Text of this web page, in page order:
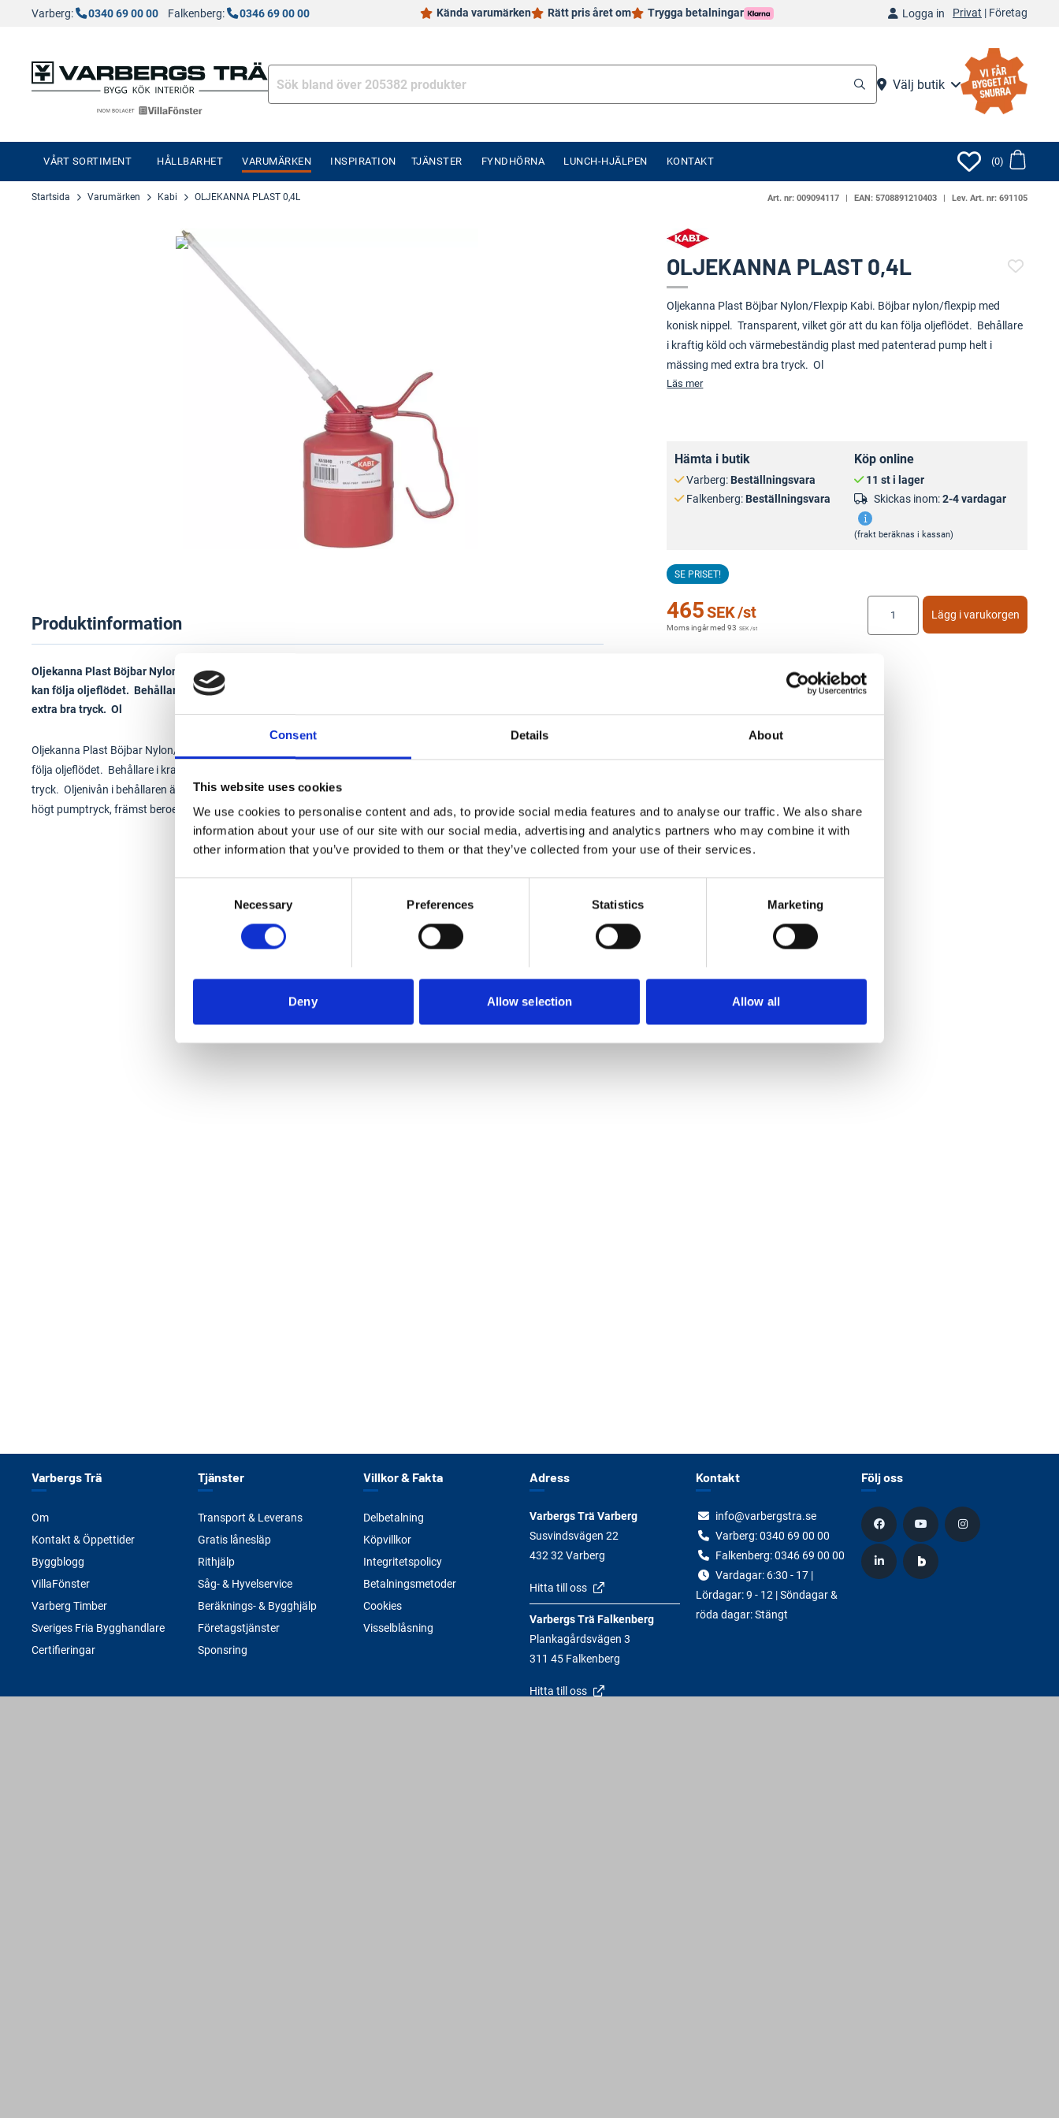
Consent Details About
This website uses cookies
We use cookies to personalise content and ads, to provide social media features and to analyse our traffic. We also share
information about your use of our site with our social media, advertising and analytics partners who may combine it with
other information that you’ve provided to them or that they’ve collected from your use of their services.
Necessary Preferences Statistics Marketing
Deny Allow selection Allow all
Varberg: 0340 69 00 00 Falkenberg: 0346 69 00 00 Kända varumärken Rätt pris året om Trygga betalningar Logga in Privat | Företag
Välj butik
VÅRT SORTIMENT HÅLLBARHET VARUMÄRKEN INSPIRATION TJÄNSTER FYNDHÖRNA LUNCH-HJÄLPEN KONTAKT (0)
Startsida Varumärken Kabi OLJEKANNA PLAST 0,4L Art. nr: 009094117 EAN: 5708891210403 Lev. Art. nr: 691105
OLJEKANNA PLAST 0,4L
Oljekanna Plast Böjbar Nylon/Flexpip Kabi. Böjbar nylon/flexpip med
konisk nippel. Transparent, vilket gör att du kan följa oljeflödet. Behållare
i kraftig köld och värmebeständig plast med patenterad pump helt i
mässing med extra bra tryck. Ol
Läs mer
Hämta i butik
Varberg: Beställningsvara
Falkenberg: Beställningsvara
Köp online
11 st i lager
Skickas inom:2-4 vardagar
(frakt beräknas i kassan)
SE PRISET!
465SEK/st
Moms ingår med93 SEK /st
Lägg i varukorgen
Produktinformation
Oljekanna Plast Böjbar Nylon/Flexpip Kabi. Böjbar nylon/flexpip med konisk nippel. Transparent, vilket gör att du
kan följa oljeflödet. Behållare i kraftig köld och värmebeständig plast med patenterad pump helt i mässing med
extra bra tryck. Ol
Oljekanna Plast Böjbar Nylon/Flexpip Kabi. Böjbar nylon/flexpip med konisk nippel. Transparent, vilket gör att du kan
följa oljeflödet. Behållare i kraftig köld och värmebeständig plast med patenterad pump helt i mässing med extra bra
tryck. Oljenivån i behållaren är synlig runt om. Konisk nippel för bästa åtkomlighet. Oljekanna med lång livslängd och
högt pumptryck, främst beroende på den patenterade pumpen helt i mässing som sitter i varje kanna.
Varbergs Trä
Om
Kontakt & Öppettider
Byggblogg
VillaFönster
Varberg Timber
Sveriges Fria Bygghandlare
Certifieringar
Tjänster
Transport & Leverans
Gratis lånesläp
Rithjälp
Såg- & Hyvelservice
Beräknings- & Bygghjälp
Företagstjänster
Sponsring
Villkor & Fakta
Delbetalning
Köpvillkor
Integritetspolicy
Betalningsmetoder
Cookies
Visselblåsning
Adress
Varbergs Trä Varberg
Susvindsvägen 22
432 32 Varberg
Hitta till oss
Varbergs Trä Falkenberg
Plankagårdsvägen 3
311 45 Falkenberg
Hitta till oss
Kontakt
info@varbergstra.se
Varberg:0340 69 00 00
Falkenberg:0346 69 00 00
Vardagar: 6:30 - 17 |
Lördagar: 9 - 12 | Söndagar &
röda dagar: Stängt
Följ oss